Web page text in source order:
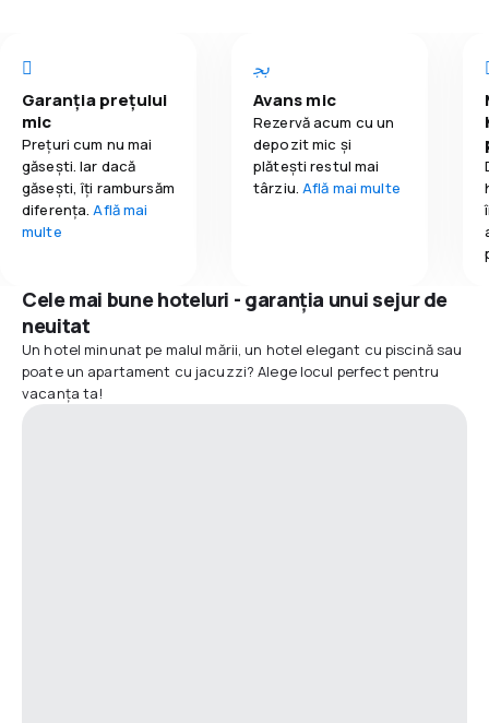
Garanția prețului
mic
Prețuri cum nu mai
găsești. Iar dacă
găseşti, îți rambursăm
diferența.Află mai
multe
Avans mic
Rezervă acum cu un
depozit mic și
plătești restul mai
târziu.Află mai multe
Cele mai bune hoteluri - garanția unui sejur de
neuitat
Un hotel minunat pe malul mării, un hotel elegant cu piscină sau
poate un apartament cu jacuzzi? Alege locul perfect pentru
vacanța ta!